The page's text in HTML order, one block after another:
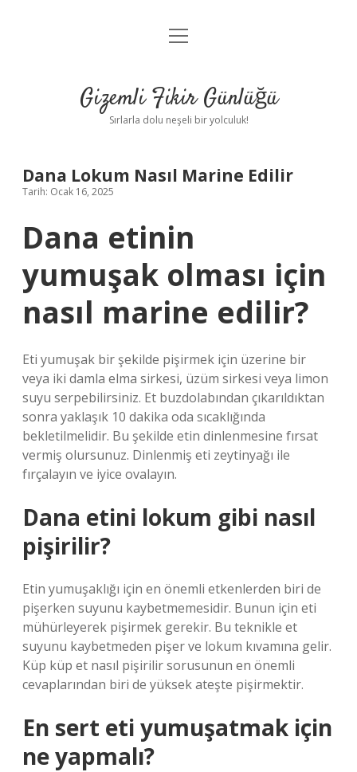
Anasayfa
Yasal Uyarı
menüyü
Gizemli Fikir Günlüğü
Sırlarla dolu neşeli bir yolculuk!
Dana Lokum Nasıl Marine Edilir
Tarih: Ocak 16, 2025
Dana etinin
yumuşak olması için
nasıl marine edilir?
Eti yumuşak bir şekilde pişirmek için üzerine bir
veya iki damla elma sirkesi, üzüm sirkesi veya limon
suyu serpebilirsiniz. Et buzdolabından çıkarıldıktan
sonra yaklaşık 10 dakika oda sıcaklığında
bekletilmelidir. Bu şekilde etin dinlenmesine fırsat
vermiş olursunuz. Dinlenmiş eti zeytinyağı ile
fırçalayın ve iyice ovalayın.
Dana etini lokum gibi nasıl
pişirilir?
Etin yumuşaklığı için en önemli etkenlerden biri de
pişerken suyunu kaybetmemesidir. Bunun için eti
mühürleyerek pişirmek gerekir. Bu teknikle et
suyunu kaybetmeden pişer ve lokum kıvamına gelir.
Küp küp et nasıl pişirilir sorusunun en önemli
cevaplarından biri de yüksek ateşte pişirmektir.
En sert eti yumuşatmak için
ne yapmalı?